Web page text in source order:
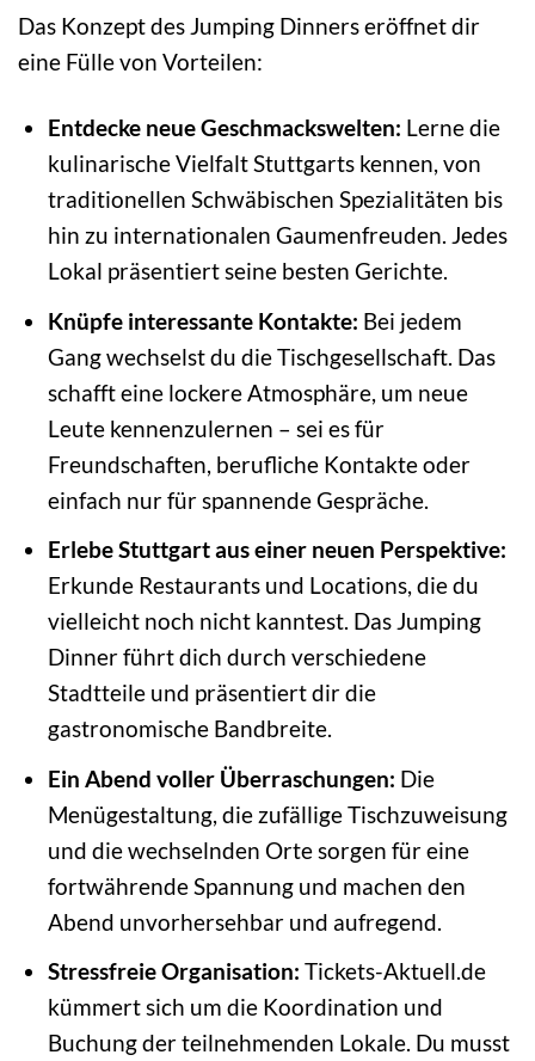
Das Konzept des Jumping Dinners eröffnet dir
eine Fülle von Vorteilen:
Entdecke neue Geschmackswelten: Lerne die
kulinarische Vielfalt Stuttgarts kennen, von
traditionellen Schwäbischen Spezialitäten bis
hin zu internationalen Gaumenfreuden. Jedes
Lokal präsentiert seine besten Gerichte.
Knüpfe interessante Kontakte: Bei jedem
Gang wechselst du die Tischgesellschaft. Das
schafft eine lockere Atmosphäre, um neue
Leute kennenzulernen – sei es für
Freundschaften, berufliche Kontakte oder
einfach nur für spannende Gespräche.
Erlebe Stuttgart aus einer neuen Perspektive:
Erkunde Restaurants und Locations, die du
vielleicht noch nicht kanntest. Das Jumping
Dinner führt dich durch verschiedene
Stadtteile und präsentiert dir die
gastronomische Bandbreite.
Ein Abend voller Überraschungen: Die
Menügestaltung, die zufällige Tischzuweisung
und die wechselnden Orte sorgen für eine
fortwährende Spannung und machen den
Abend unvorhersehbar und aufregend.
Stressfreie Organisation: Tickets-Aktuell.de
kümmert sich um die Koordination und
Buchung der teilnehmenden Lokale. Du musst